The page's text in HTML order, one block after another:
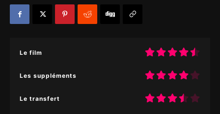
Le film
Les suppléments
Le transfert